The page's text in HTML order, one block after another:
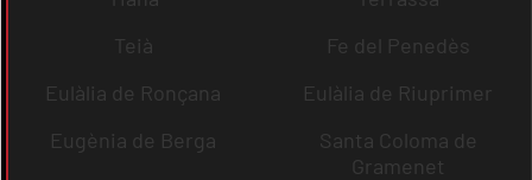
Teià
Fe del Penedès
Eulàlia de Ronçana
Eulàlia de Riuprimer
Eugènia de Berga
Santa Coloma de
Gramenet